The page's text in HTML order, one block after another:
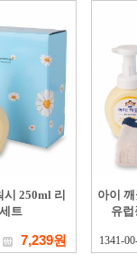
250ml 리
트
7,239원
아이
유
1341-